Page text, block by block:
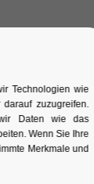
Technologien wie
zuzugreifen.
Daten wie das
Wenn Sie Ihre
Merkmale und